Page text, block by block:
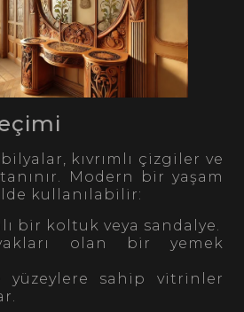
kıvrımlı çizgiler ve
Modern bir yaşam
kullanılabilir:
bir koltuk veya sandalye.
olan bir yemek
yüzeylere sahip vitrinler